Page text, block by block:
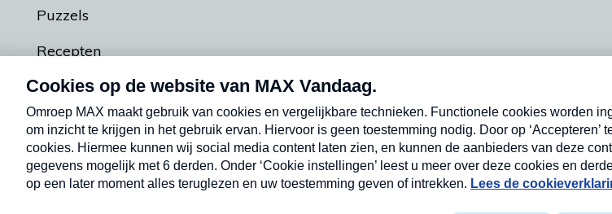
Puzzels
Recepten
Podcasts